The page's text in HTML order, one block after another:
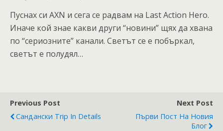
Пуснах си AXN и сега се радвам на Last Action Hero.
Иначе кой знае какви други “новини” щях да хвана
по “сериозните” канали. Светът се е побъркал,
светът е полудял…
Previous Post
Сандански Trip In Details
Next Post
Първи Пост На Новия
Блог